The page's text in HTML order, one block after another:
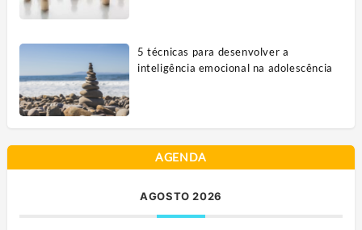
5 técnicas para desenvolver a
inteligência emocional na adolescência
AGENDA
AGOSTO 2026